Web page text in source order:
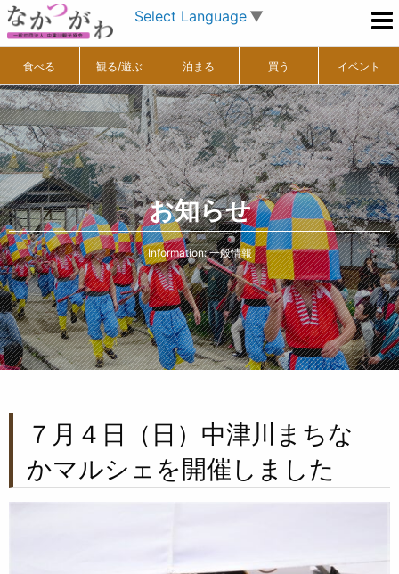
Select Language ▼
食べる 観る/遊ぶ 泊まる 買う イベント
お知らせ
Information: 一般情報
７月４日（日）中津川まちな
かマルシェを開催しました